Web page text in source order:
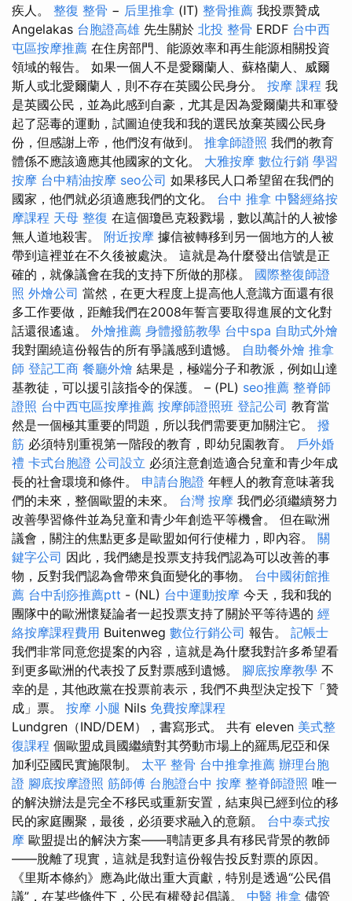
疾人。 整復 整骨 − 后里推拿 (IT) 整骨推薦 我投票贊成
Angelakas 台胞證高雄 先生關於 北投 整骨 ERDF 台中西
屯區按摩推薦 在住房部門、能源效率和再生能源相關投資
領域的報告。 如果一個人不是愛爾蘭人、蘇格蘭人、威爾
斯人或北愛爾蘭人，則不存在英國公民身分。 按摩 課程 我
是英國公民，並為此感到自豪，尤其是因為愛爾蘭共和軍發
起了惡毒的運動，試圖迫使我和我的選民放棄英國公民身
份，但感謝上帝，他們沒有做到。 推拿師證照 我們的教育
體係不應該適應其他國家的文化。 大雅按摩 數位行銷 學習
按摩 台中精油按摩 seo公司 如果移民人口希望留在我們的
國家，他們就必須適應我們的文化。 台中 推拿 中醫經絡按
摩課程 天母 整復 在這個瓊邑克殺戮場，數以萬計的人被慘
無人道地殺害。 附近按摩 據信被轉移到另一個地方的人被
帶到這裡並在不久後被處決。 這就是為什麼發出信號是正
確的，就像議會在我的支持下所做的那樣。 國際整復師證
照 外燴公司 當然，在更大程度上提高他人意識方面還有很
多工作要做，距離我們在2008年誓言要取得進展的文化對
話還很遙遠。 外燴推薦 身體撥筋教學 台中spa 自助式外燴
我對圍繞這份報告的所有爭議感到遺憾。 自助餐外燴 推拿
師 登記工商 餐廳外燴 結果是，極端分子和教派，例如山達
基教徒，可以援引該指令的保護。 – (PL) seo推薦 整脊師
證照 台中西屯區按摩推薦 按摩師證照班 登記公司 教育當
然是一個極其重要的問題，所以我們需要更加關注它。 撥
筋 必須特別重視第一階段的教育，即幼兒園教育。 戶外婚
禮 卡式台胞證 公司設立 必須注意創造適合兒童和青少年成
長的社會環境和條件。 申請台胞證 年輕人的教育意味著我
們的未來，整個歐盟的未來。 台灣 按摩 我們必須繼續努力
改善學習條件並為兒童和青少年創造平等機會。 但在歐洲
議會，關注的焦點更多是歐盟如何行使權力，即內容。 關
鍵字公司 因此，我們總是投票支持我們認為可以改善的事
物，反對我們認為會帶來負面變化的事物。 台中國術館推
薦 台中刮痧推薦ptt - (NL) 台中運動按摩 今天，我和我的
團隊中的歐洲懷疑論者一起投票支持了關於平等待遇的 經
絡按摩課程費用 Buitenweg 數位行銷公司 報告。 記帳士
我們非常同意您提案的內容，這就是為什麼我對許多希望看
到更多歐洲的代表投了反對票感到遺憾。 腳底按摩教學 不
幸的是，其他政黨在投票前表示，我們不典型決定投下「贊
成」票。 按摩 小腿 Nils 免費按摩課程
Lundgren（IND/DEM），書寫形式。 共有 eleven 美式整
復課程 個歐盟成員國繼續對其勞動市場上的羅馬尼亞和保
加利亞國民實施限制。 太平 整骨 台中推拿推薦 辦理台胞
證 腳底按摩證照 筋師傅 台胞證台中 按摩 整脊師證照 唯一
的解決辦法是完全不移民或重新安置，結束與已經到位的移
民的家庭團聚，最後，必須要求融入的意願。 台中泰式按
摩 歐盟提出的解決方案——聘請更多具有移民背景的教師
——脫離了現實，這就是我對這份報告投反對票的原因。
《里斯本條約》應為此做出重大貢獻，特別是透過“公民倡
議”，在某些條件下，公民有權發起倡議。 中醫 推拿 儘管